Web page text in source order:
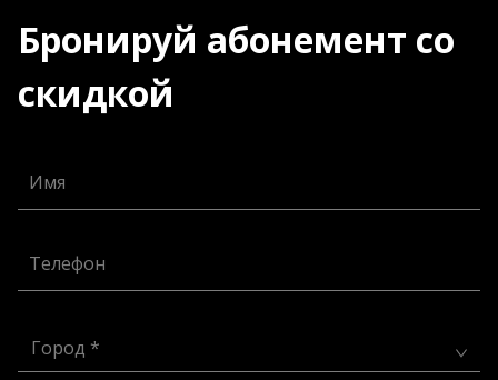
Бронируй абонемент со
скидкой
Имя
Телефон
Город *